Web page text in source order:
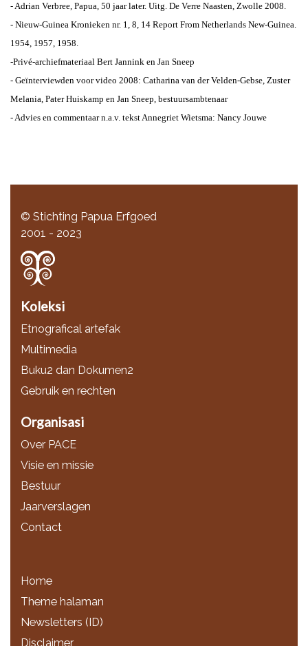
- Adrian Verbree, Papua, 50 jaar later. Uitg. De Verre Naasten, Zwolle 2008.
- Nieuw-Guinea Kronieken nr. 1, 8, 14 Report From Netherlands New-Guinea.
1954, 1957, 1958.
-Privé-archiefmateriaal Bert Jannink en Jan Sneep
- Geïnterviewden voor video 2008: Catharina van der Velden-Gebse, Zuster
Melania, Pater Huiskamp en Jan Sneep, bestuursambtenaar
-Advies en commentaar n.a.v. tekstAnnegriet Wietsma: Nancy Jouwe
© Stichting Papua Erfgoed
2001 - 2023
Koleksi
Etnografical artefak
Multimedia
Buku2 dan Dokumen2
Gebruik en rechten
Organisasi
Over PACE
Visie en missie
Bestuur
Jaarverslagen
Contact
Home
Theme halaman
Newsletters (ID)
Disclaimer